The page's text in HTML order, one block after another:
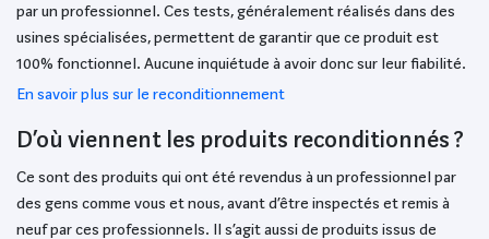
par un professionnel. Ces tests, généralement réalisés dans des
usines spécialisées, permettent de garantir que ce produit est
100% fonctionnel. Aucune inquiétude à avoir donc sur leur fiabilité.
En savoir plus sur le reconditionnement
D’où viennent les produits reconditionnés ?
Ce sont des produits qui ont été revendus à un professionnel par
des gens comme vous et nous, avant d’être inspectés et remis à
neuf par ces professionnels. Il s’agit aussi de produits issus de